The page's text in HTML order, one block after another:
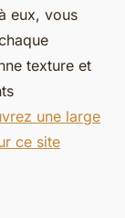
eux, vous
texture et
une large
ce site